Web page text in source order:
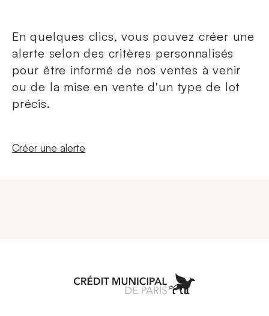
En quelques clics, vous pouvez créer une
alerte selon des critères personnalisés
pour être informé de nos ventes à venir
ou de la mise en vente d'un type de lot
précis.
Nouvelle fenêtre
Créer une alerte